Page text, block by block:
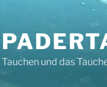
Tauchen und das